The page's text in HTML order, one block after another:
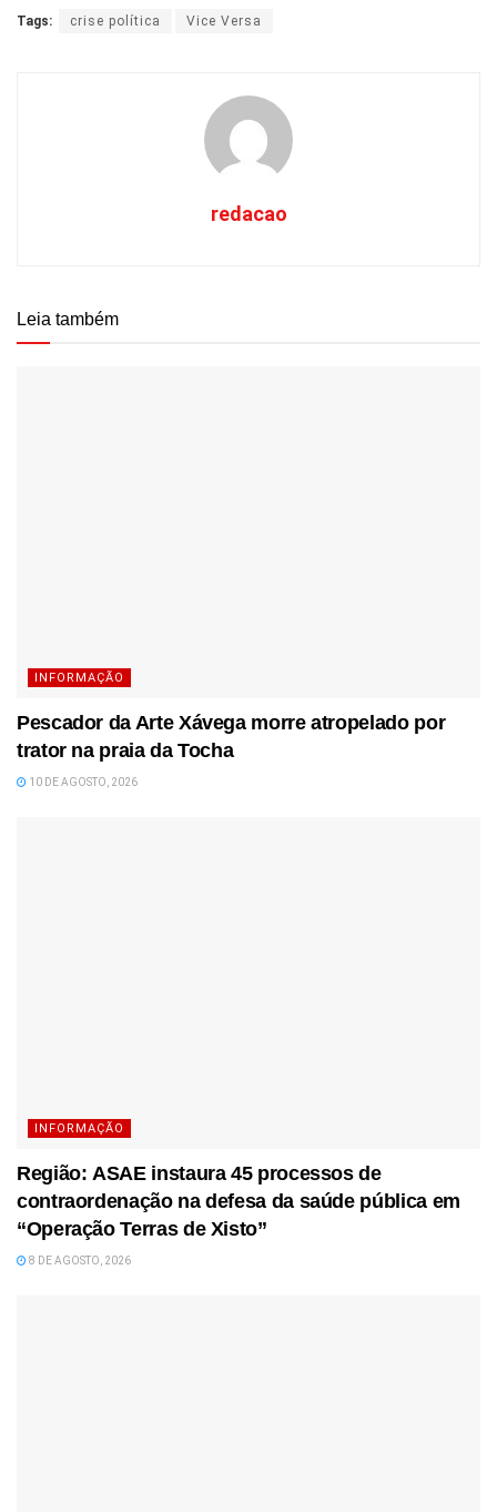
Tags: crise política Vice Versa
redacao
Leia também
INFORMAÇÃO
Pescador da Arte Xávega morre atropelado por
trator na praia da Tocha
10 DE AGOSTO, 2026
INFORMAÇÃO
Região: ASAE instaura 45 processos de
contraordenação na defesa da saúde pública em
“Operação Terras de Xisto”
8 DE AGOSTO, 2026